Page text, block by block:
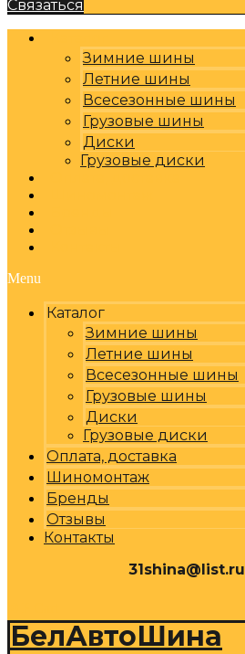
Связаться
Зимние шины
Летние шины
Всесезонные шины
Грузовые шины
Диски
Грузовые диски
Menu
Каталог
Зимние шины
Летние шины
Всесезонные шины
Грузовые шины
Диски
Грузовые диски
Оплата, доставка
Шиномонтаж
Бренды
Отзывы
Контакты
31shina@list.ru
БелАвтоШина